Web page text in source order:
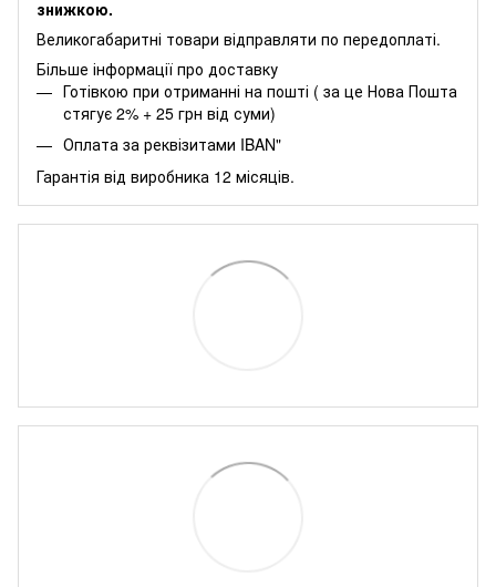
знижкою.
Великогабаритні товари відправляти по передоплаті.
Більше інформації про доставку
Готівкою при отриманні на пошті ( за це Нова Пошта
стягує 2% + 25 грн від суми)
Оплата за реквізитами IBAN"
Гарантія від виробника 12 місяців.